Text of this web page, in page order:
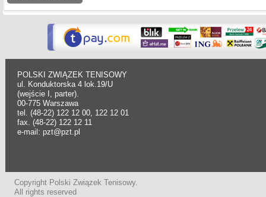
POLSKI ZWIĄZEK TENISOWY
ul. Konduktorska 4 lok.19/U
(wejście I, parter).
00-775 Warszawa
tel. (48-22) 122 12 00, 122 12 01
fax. (48-22) 122 12 11
e-mail: pzt@pzt.pl
Copyright Polski Związek Tenisowy.
All rights reserved